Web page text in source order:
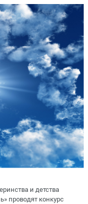
и детства
проводят конкурс